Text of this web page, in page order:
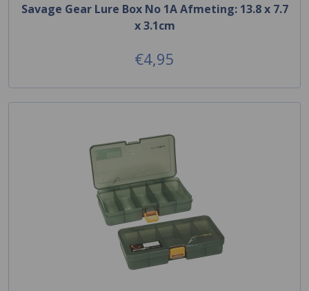
Savage Gear Lure Box No 1A Afmeting: 13.8 x 7.7
x 3.1cm
€4,95